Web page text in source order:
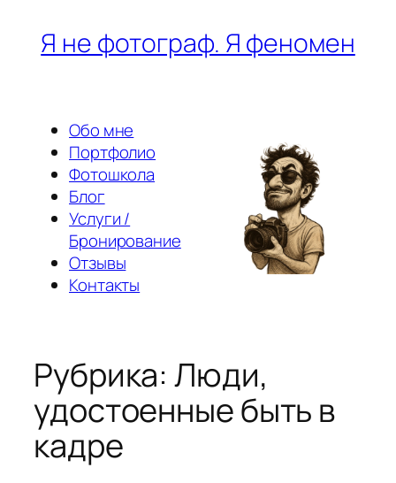
ПерейтиЯ не фотограф. Я феномен
Обо мне
Портфолио
Фотошкола
Блог
Услуги /
Бронирование
Отзывы
Контакты
Рубрика:Люди,
удостоенные быть в
кадре